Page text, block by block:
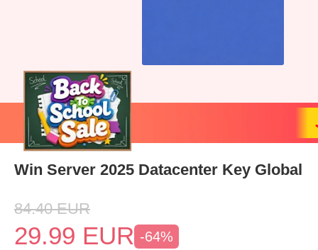
Win Server 2025 Datacenter Key Global
84.40 EUR
29.99 EUR -64%